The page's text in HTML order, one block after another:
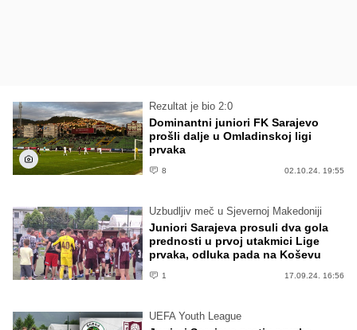
Rezultat je bio 2:0
Dominantni juniori FK Sarajevo
prošli dalje u Omladinskoj ligi
prvaka
8 02.10.24. 19:55
Uzbudljiv meč u Sjevernoj Makedoniji
Juniori Sarajeva prosuli dva gola
prednosti u prvoj utakmici Lige
prvaka, odluka pada na Koševu
1 17.09.24. 16:56
UEFA Youth League